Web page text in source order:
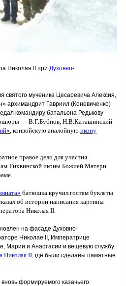
Николая при Духовно-
святого мученика Цесаревича Алексия,
» архимандрит Гавриил (Коневиченко)
командиру батальона Редькову
— В.Г.Бубнов, Н.В.Каташинский
, конвойскую аналойную икону
правое дело для участия
Тихвинской иконы Божией Матери
батюшка вручил гостям буклеты
об истории написания картины
Николая II.
на фасаде Духовно-
Николае II, Императрице
Марии и Анастасии и вещевую службу
Николая II, где были сделаны памятные
формируемого казачьего